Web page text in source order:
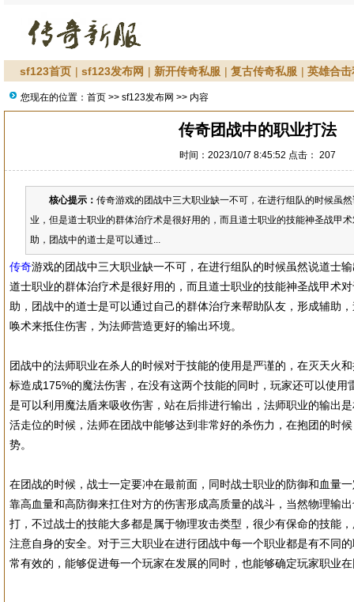
sf123首页 | sf123发布网 | 新开传奇私服 | 复古传奇私服 | 英雄合击
您现在的位置： 首页 >> sf123发布网 >> 内容
传奇团战中的职业打法
时间：2023/10/7 8:45:52 点击： 207
核心提示： 传奇游戏的团战中三大职业缺一不可，在进行组队的时候虽
业，但是道士职业的群体治疗术是很好用的，而且道士职业的技能神圣战甲
助，团战中的道士是可以通过...
传奇游戏的团战中三大职业缺一不可，在进行组队的时候虽然说道士
道士职业的群体治疗术是很好用的，而且道士职业的技能神圣战甲术
助，团战中的道士是可以通过自己的群体治疗来帮助队友，形成辅助
唤术来抵住伤害，为法师营造更好的输出环境。
团战中的法师职业在杀人的时候对于技能的使用是严谨的，在灭天火
标造成175%的魔法伤害，在没有这两个技能的同时，玩家还可以使用
是可以利用魔法盾来吸收伤害，站在后排进行输出，法师职业的输出
活走位的时候，法师在团战中能够达到非常好的杀伤力，在抱团的时
势。
在团战的时候，战士一定要冲在最前面，同时战士职业的防御和血量
靠高血量和高防御来扛住对方的伤害形成高质量的战斗，当然物理输
打，不过战士的技能大多都是属于物理攻击类型，很少有保命的技能
注意自身的安全。对于三大职业在进行团战中每一个职业都是有不同
常有效的，能够促进每一个玩家在发展的同时，也能够确定玩家职业